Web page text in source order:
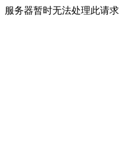
服务器暂时无法处理此请求